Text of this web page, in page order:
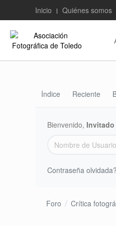
Inicio Quiénes somos
Índice Reciente
Bienvenido, Invitado
Contraseña olvidada?
Foro Crítica